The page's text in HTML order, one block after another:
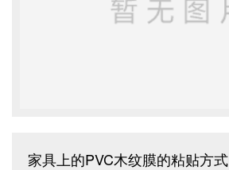
家具上的PVC木纹膜的粘贴方式